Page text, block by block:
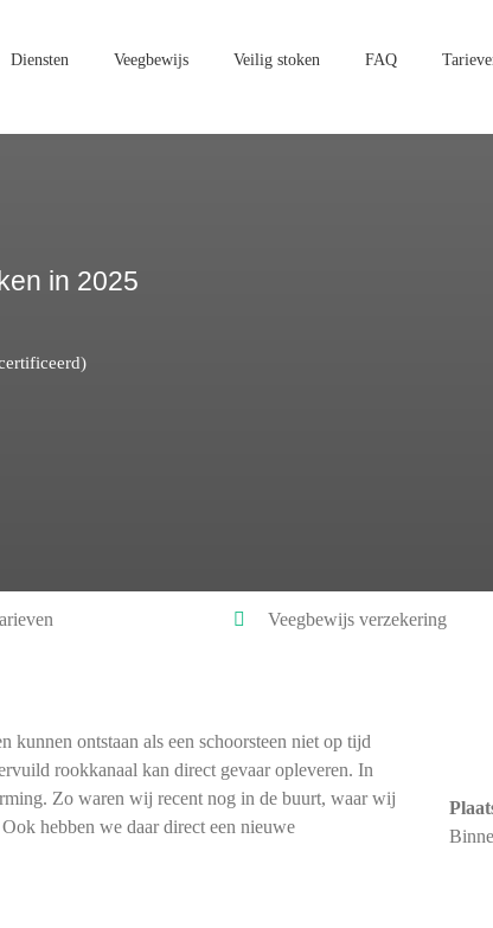
Diensten Veegbewijs Veilig stoken FAQ
in 2025
Veegbewijs verzekering
kunnen ontstaan als een schoorsteen niet op tijd
rookkanaal kan direct gevaar opleveren. In
Zo waren wij recent nog in de buurt, waar wij
hebben we daar direct een nieuwe